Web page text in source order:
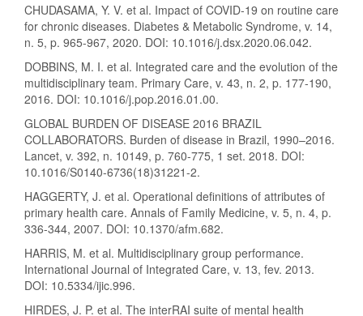
CHUDASAMA, Y. V. et al. Impact of COVID-19 on routine care
for chronic diseases. Diabetes & Metabolic Syndrome, v. 14,
n. 5, p. 965-967, 2020. DOI: 10.1016/j.dsx.2020.06.042.
DOBBINS, M. I. et al. Integrated care and the evolution of the
multidisciplinary team. Primary Care, v. 43, n. 2, p. 177-190,
2016. DOI: 10.1016/j.pop.2016.01.00.
GLOBAL BURDEN OF DISEASE 2016 BRAZIL
COLLABORATORS. Burden of disease in Brazil, 1990–2016.
Lancet, v. 392, n. 10149, p. 760-775, 1 set. 2018. DOI:
10.1016/S0140-6736(18)31221-2.
HAGGERTY, J. et al. Operational definitions of attributes of
primary health care. Annals of Family Medicine, v. 5, n. 4, p.
336-344, 2007. DOI: 10.1370/afm.682.
HARRIS, M. et al. Multidisciplinary group performance.
International Journal of Integrated Care, v. 13, fev. 2013.
DOI: 10.5334/ijic.996.
HIRDES, J. P. et al. The interRAI suite of mental health